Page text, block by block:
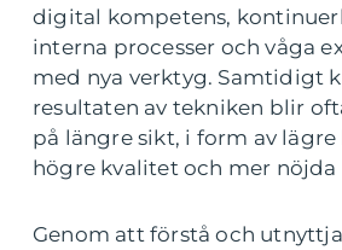
digital kompetens,
interna processer och våga
med nya verktyg. Samtidigt
resultaten av tekniken blir
på längre sikt, i form av lägre
högre kvalitet och mer nöjda
Genom att förstå och